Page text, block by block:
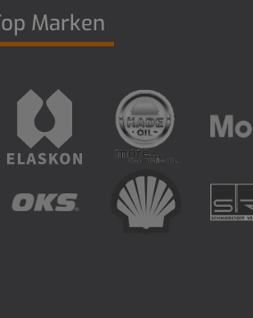
Marken